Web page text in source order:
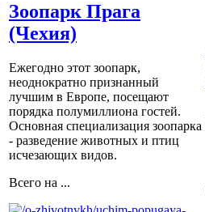
Зоопарк Прага
(Чехия)
Ежегодно этот зоопарк,
неоднократно признанный
лучшим в Европе, посещают
порядка полумиллиона гостей.
Основная специализация зоопарка
- разведение животных и птиц
исчезающих видов.
Всего на ...